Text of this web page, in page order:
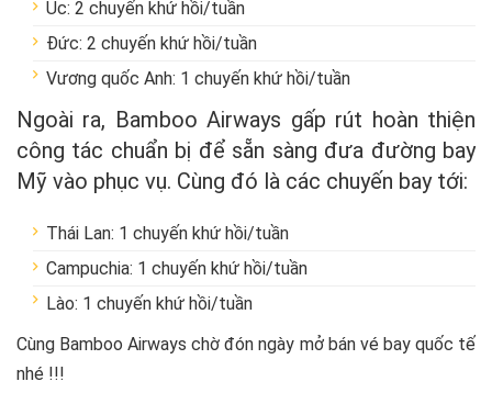
Úc: 2 chuyến khứ hồi/tuần
Đức: 2 chuyến khứ hồi/tuần
Vương quốc Anh: 1 chuyến khứ hồi/tuần
Ngoài ra, Bamboo Airways gấp rút hoàn thiện
công tác chuẩn bị để sẵn sàng đưa đường bay
Mỹ vào phục vụ. Cùng đó là các chuyến bay tới:
Thái Lan: 1 chuyến khứ hồi/tuần
Campuchia: 1 chuyến khứ hồi/tuần
Lào: 1 chuyến khứ hồi/tuần
Cùng Bamboo Airways chờ đón ngày mở bán vé bay quốc tế
nhé !!!